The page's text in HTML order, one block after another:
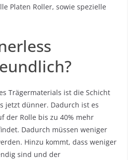
Platen Roller, sowie spezielle
Trägermaterials ist die Schicht
jetzt dünner. Dadurch ist es
der Rolle bis zu 40% mehr
Dadurch müssen weniger
Hinzu kommt, dass weniger
sind und der